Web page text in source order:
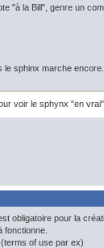
"à la Bill", genre un
sphinx marche
voir le sphynx "en
obligatoire pour la
fonctionne.
of use par ex)